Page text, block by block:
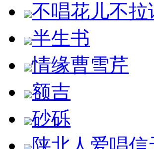
不唱花儿不拉
半生书
情缘曹雪芹
额吉
砂砾